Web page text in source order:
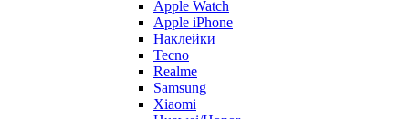
Apple Watch
Apple iPhone
Наклейки
Tecno
Realme
Samsung
Xiaomi